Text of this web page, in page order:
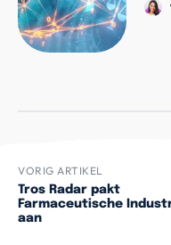
VORIG ARTIKEL
Tros Radar pakt
Farmaceutische
aan